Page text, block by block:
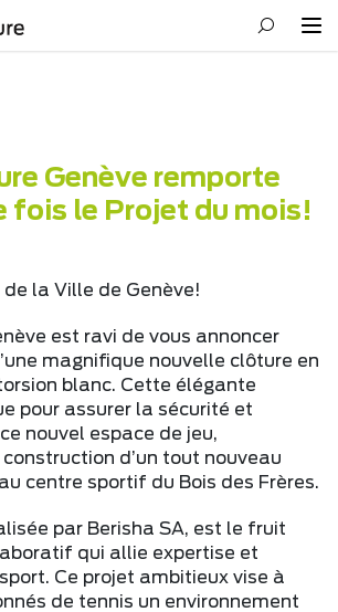
Genève remporte
fois le Projet du mois!
la Ville de Genève!
est ravi de vous annoncer
magnifique nouvelle clôture en
blanc. Cette élégante
pour assurer la sécurité et
nouvel espace de jeu,
d’un tout nouveau
centre sportif du Bois des Frères.
par Berisha SA, est le fruit
qui allie expertise et
Ce projet ambitieux vise à
de tennis un environnement